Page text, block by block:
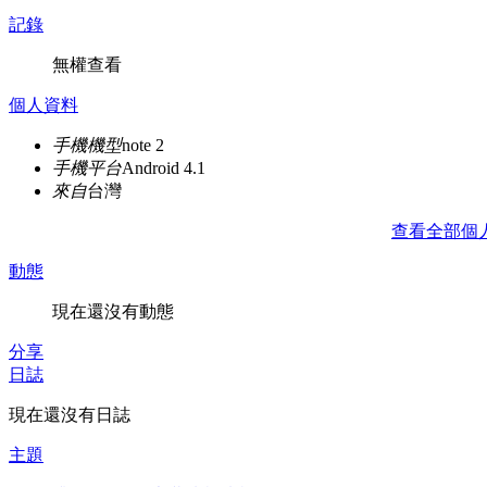
記錄
無權查看
個人資料
手機機型note 2
手機平台Android 4.1
來自台灣
查看全部個
動態
現在還沒有動態
分享
日誌
現在還沒有日誌
主題